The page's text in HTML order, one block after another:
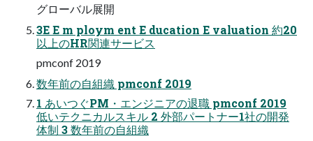
グローバル展開
3E E m ploym ent E ducation E valuation 約20
以上のHR関連サービス
pmconf 2019
数年前の自組織 pmconf 2019
1 あいつぐPM・エンジニアの退職 pmconf 2019
低いテクニカルスキル 2 外部パートナー1社の開発
体制 3 数年前の自組織